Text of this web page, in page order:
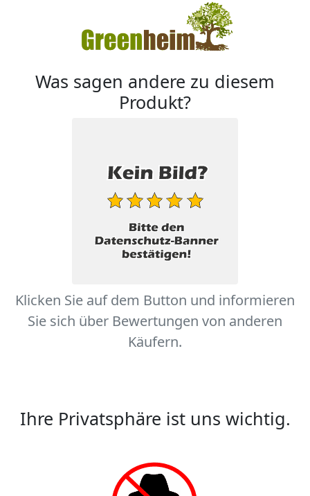
Was sagen andere zu diesem
Produkt?
Klicken Sie auf dem Button und informieren
Sie sich über Bewertungen von anderen
Käufern.
Ihre Privatsphäre ist uns wichtig.